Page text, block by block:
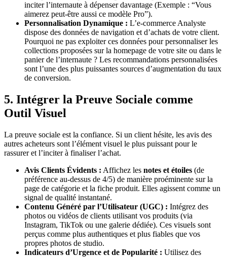
inciter l’internaute à dépenser davantage (Exemple : “Vous
aimerez peut-être aussi ce modèle Pro”).
Personnalisation Dynamique : L’e-commerce Analyste
dispose des données de navigation et d’achats de votre client.
Pourquoi ne pas exploiter ces données pour personnaliser les
collections proposées sur la homepage de votre site ou dans le
panier de l’internaute ? Les recommandations personnalisées
sont l’une des plus puissantes sources d’augmentation du taux
de conversion.
5. Intégrer la Preuve Sociale comme
Outil Visuel
La preuve sociale est la confiance. Si un client hésite, les avis des
autres acheteurs sont l’élément visuel le plus puissant pour le
rassurer et l’inciter à finaliser l’achat.
Avis Clients Évidents : Affichez les notes et étoiles (de
préférence au-dessus de 4/5) de manière proéminente sur la
page de catégorie et la fiche produit. Elles agissent comme un
signal de qualité instantané.
Contenu Généré par l’Utilisateur (UGC) : Intégrez des
photos ou vidéos de clients utilisant vos produits (via
Instagram, TikTok ou une galerie dédiée). Ces visuels sont
perçus comme plus authentiques et plus fiables que vos
propres photos de studio.
Indicateurs d’Urgence et de Popularité : Utilisez des